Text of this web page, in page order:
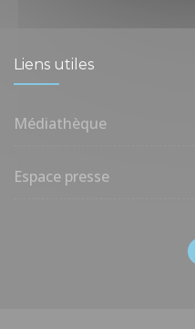
Liens utiles
Médiathèque
Espace presse